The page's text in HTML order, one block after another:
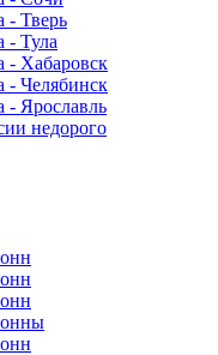
- Тверь
- Тула
- Хабаровск
- Челябинск
- Ярославль
недорого